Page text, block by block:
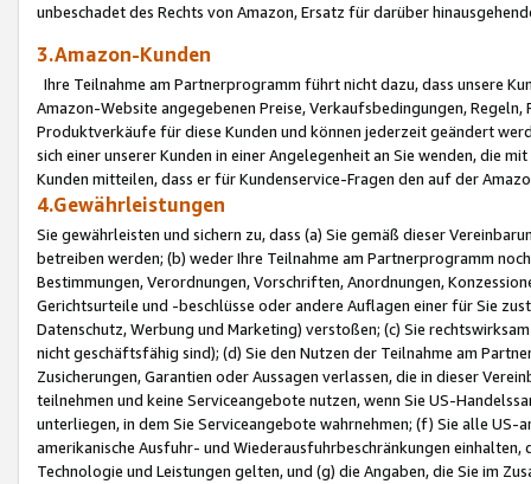
unbeschadet des Rechts von Amazon, Ersatz für darüber
3.Amazon-Kunden
Ihre Teilnahme am Partnerprogramm führt nicht dazu, dass unsere
Amazon-Website angegebenen Preise, Verkaufsbedingungen,
Produktverkäufe für diese Kunden und können jederzeit geändert
sich einer unserer Kunden in einer Angelegenheit an Sie wenden, die
Kunden mitteilen, dass er für Kundenservice-Fragen den auf der
4.Gewährleistungen
Sie gewährleisten und sichern zu, dass (a) Sie gemäß dieser
betreiben werden; (b) weder Ihre Teilnahme am Partnerprogramm
Bestimmungen, Verordnungen, Vorschriften, Anordnungen,
Gerichtsurteile und -beschlüsse oder andere Auflagen einer für Sie
Datenschutz, Werbung und Marketing) verstoßen; (c) Sie
nicht geschäftsfähig sind); (d) Sie den Nutzen der Teilnahme am
Zusicherungen, Garantien oder Aussagen verlassen, die in dieser
teilnehmen und keine Serviceangebote nutzen, wenn Sie US-
unterliegen, in dem Sie Serviceangebote wahrnehmen; (f) Sie alle
amerikanische Ausfuhr- und Wiederausfuhrbeschränkungen
Technologie und Leistungen gelten, und (g) die Angaben, die Sie im